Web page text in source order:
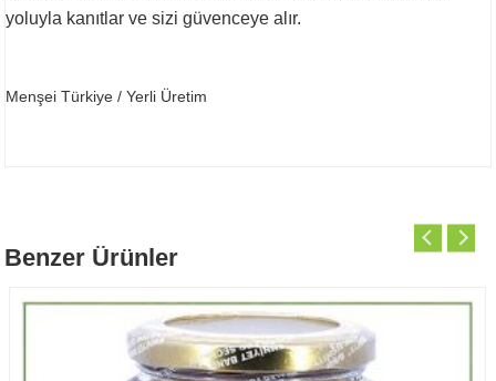
yoluyla kanıtlar ve sizi güvenceye alır.
Menşei Türkiye / Yerli Üretim
Benzer Ürünler